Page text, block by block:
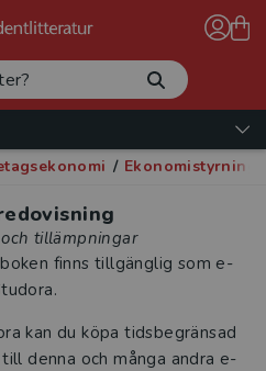
/ Ekonomistyrning
tillämpningar
finns tillgänglig som e-
kan du köpa tidsbegränsad
denna och många andra e-